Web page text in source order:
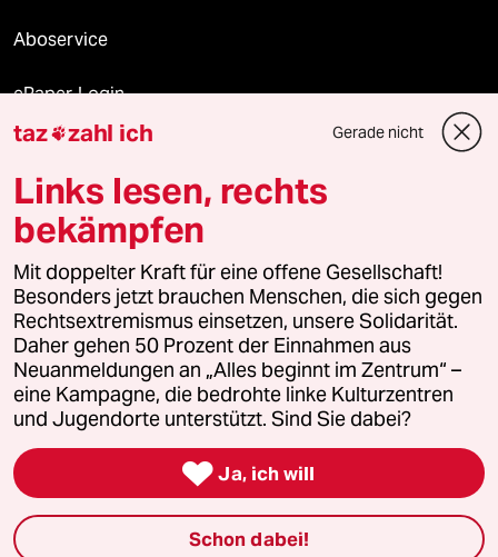
Aboservice
ePaper Login
Downloads für Abonnierende
© 2026 taz Verlags und Vertriebs GmbH
Alle Rechte vorbehalten. Bei rechtlichen Fragen oder für Genehmigungen
wenden Sie sich bitte an
lizenzen@taz.de
Feedback Redaktionsstatut Kommune-Richtlinien
Leitlinie Informant Datenschutz Impressum AGB
Seitenwende Einwilligungen widerrufen (Ads)
taz zahl ich Gerade nicht
Links lesen, rechts
bekämpfen
Mit doppelter Kraft für eine offene Gesellschaft!
Besonders jetzt brauchen Menschen, die sich gegen
Rechtsextremismus einsetzen, unsere Solidarität.
Daher gehen 50 Prozent der Einnahmen aus
Neuanmeldungen an „Alles beginnt im Zentrum“ –
eine Kampagne, die bedrohte linke Kulturzentren
und Jugendorte unterstützt. Sind Sie dabei?
 Ja, ich will
Schon dabei!